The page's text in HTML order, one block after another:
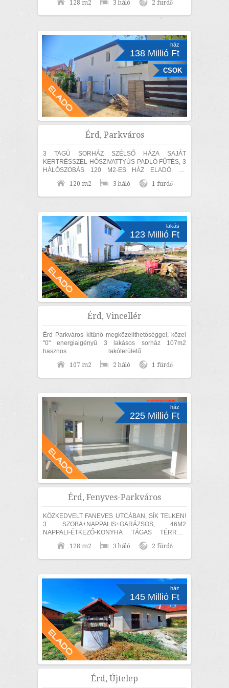
Fenyves Parkvárosi részen 840m2...
128 m2 3 háló 2 fürdő
ház
138 Millió Ft
CSOK
Érd, Parkváros
3 TAGÚ SORHÁZ SZÉLSŐ HÁZA SAJÁT
KERTRÉSSZEL HŐSZIVATTYÚS PADLÓ FŰTÉS, 3
HÁLÓSZOBÁS 120 M2-ES HÁZ ELADÓ. Az
ingatlan 30-as hőszigetelő téglából épült, amelyre
15 cm...
120 m2 3 háló 1 fürdő
lakás
123 Millió Ft
Érd, Vincellér
Érd Parkváros kitűnő megközelíthetőséggel, közel
"0" energiaigényű 3 lakásos sorház 107m2
hasznos lakóterületű 2
szoba+nappalis+GARÁZSOS, belső kétszintes,
KÜLÖN UTCAFRONTI...
107 m2 2 háló 1 fürdő
ház
225 Millió Ft
Érd, Fenyves-Parkváros
KÖZKEDVELT FANEVES UTCÁBAN, SÍK TELKEN!
3 SZOBA+NAPPALIS+GARÁZSOS, 46M2
NAPPALI-ÉTKEZŐ-KONYHA TÁGAS TÉRREL,
EGYSZINTES, MEDITERRÁN STÍLUSÚ CSALÁDI
HÁZ ELADÓ! MAGAS MŰSZAKI TARTALOMMAL,...
128 m2 3 háló 2 fürdő
ház
145 Millió Ft
Érd, Újtelep